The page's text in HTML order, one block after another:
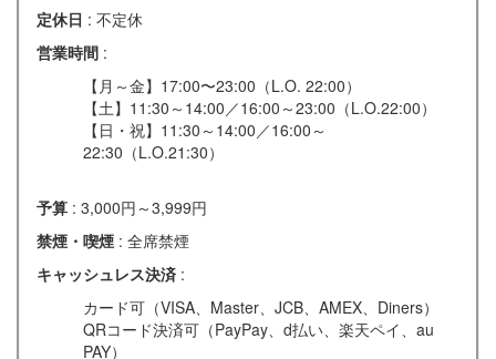
定休日 : 不定休
営業時間 :
【月～金】17:00〜23:00（L.O. 22:00）
【土】11:30～14:00／16:00～23:00（L.O.22:00）
【日・祝】11:30～14:00／16:00～
22:30（L.O.21:30）
予算 : 3,000円～3,999円
禁煙・喫煙 : 全席禁煙
キャッシュレス決済 :
カード可（VISA、Master、JCB、AMEX、Diners）
QRコード決済可（PayPay、d払い、楽天ペイ、au
PAY）